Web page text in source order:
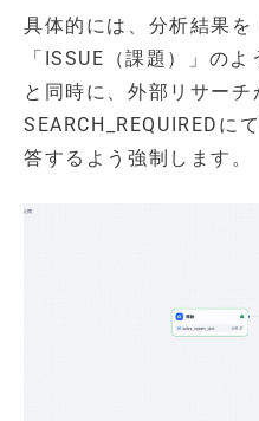
具体的には、分析結果を
「ISSUE（課題）」の
と同時に、外部リサーチ
SEARCH_REQUIREDに
答するよう強制します。